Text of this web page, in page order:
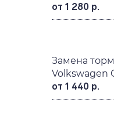
от 1 280 р.
Замена
Volkswagen
от 1 440 р.